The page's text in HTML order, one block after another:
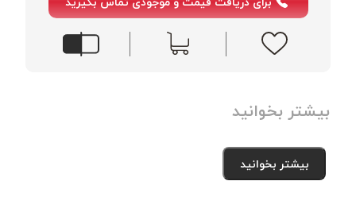
بیشتر بخوانید
بیشتر بخوانید